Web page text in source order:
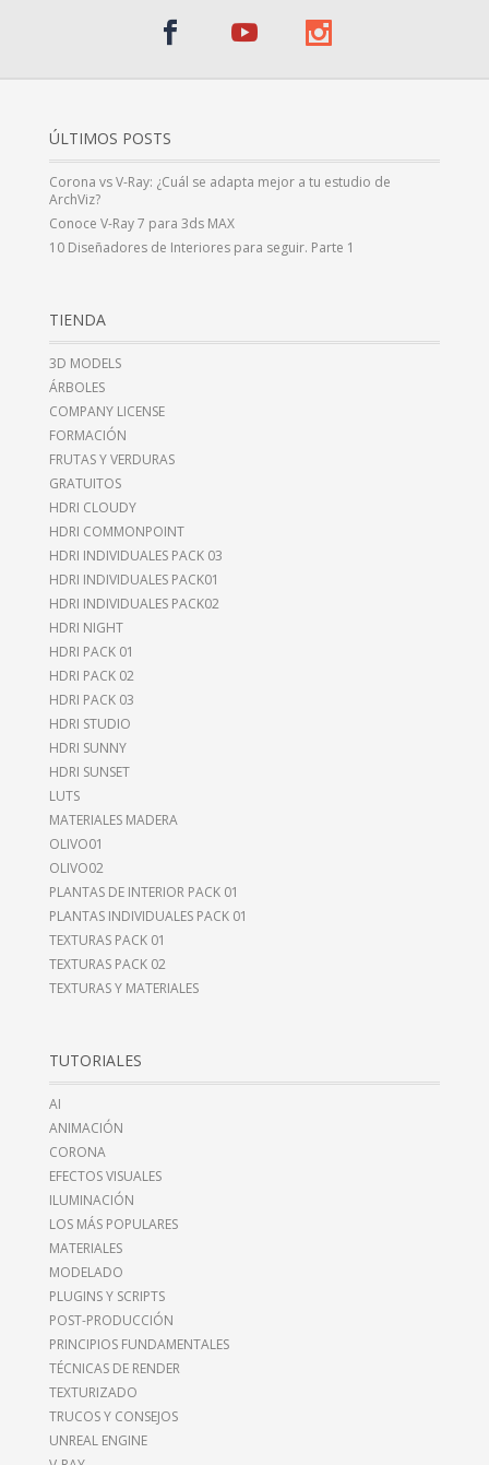
ÚLTIMOS POSTS
Corona vs V-Ray: ¿Cuál se adapta mejor a tu estudio de
ArchViz?
Conoce V-Ray 7 para 3ds MAX
10 Diseñadores de Interiores para seguir. Parte 1
TIENDA
3D MODELS
ÁRBOLES
COMPANY LICENSE
FORMACIÓN
FRUTAS Y VERDURAS
GRATUITOS
HDRI CLOUDY
HDRI COMMONPOINT
HDRI INDIVIDUALES PACK 03
HDRI INDIVIDUALES PACK01
HDRI INDIVIDUALES PACK02
HDRI NIGHT
HDRI PACK 01
HDRI PACK 02
HDRI PACK 03
HDRI STUDIO
HDRI SUNNY
HDRI SUNSET
LUTS
MATERIALES MADERA
OLIVO01
OLIVO02
PLANTAS DE INTERIOR PACK 01
PLANTAS INDIVIDUALES PACK 01
TEXTURAS PACK 01
TEXTURAS PACK 02
TEXTURAS Y MATERIALES
TUTORIALES
AI
ANIMACIÓN
CORONA
EFECTOS VISUALES
ILUMINACIÓN
LOS MÁS POPULARES
MATERIALES
MODELADO
PLUGINS Y SCRIPTS
POST-PRODUCCIÓN
PRINCIPIOS FUNDAMENTALES
TÉCNICAS DE RENDER
TEXTURIZADO
TRUCOS Y CONSEJOS
UNREAL ENGINE